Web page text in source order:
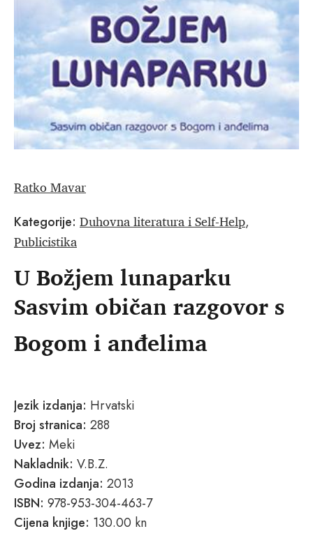
Ratko Mavar
Kategorije: Duhovna literatura i Self-Help,
Publicistika
U Božjem lunaparku
Sasvim običan razgovor s
Bogom i anđelima
Jezik izdanja: Hrvatski
Broj stranica: 288
Uvez: Meki
Nakladnik: V.B.Z.
Godina izdanja: 2013
ISBN: 978-953-304-463-7
Cijena knjige: 130.00 kn